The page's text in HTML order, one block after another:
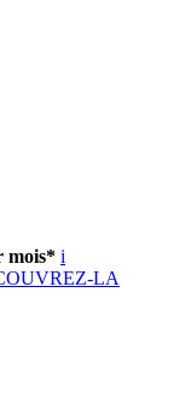
mois* i
LA